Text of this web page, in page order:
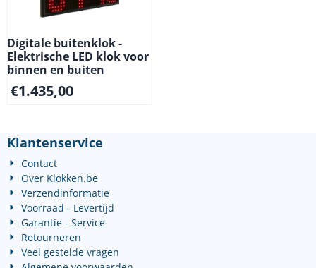
Digitale buitenklok -
Elektrische LED klok voor
binnen en buiten
€1.435,00
Klantenservice
Contact
Over Klokken.be
Verzendinformatie
Voorraad - Levertijd
Garantie - Service
Retourneren
Veel gestelde vragen